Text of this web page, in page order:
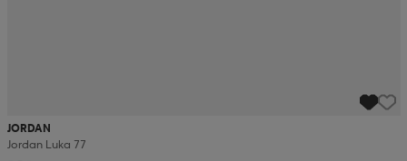
JORDAN
Jordan Luka 77